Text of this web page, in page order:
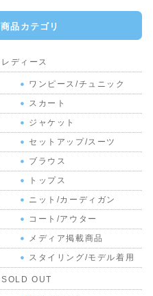
商品カテゴリ
レディース
ワンピース/チュニック
スカート
ジャケット
セットアップ/スーツ
ブラウス
トップス
ニット/カーディガン
コート/アウター
メディア掲載商品
スタイリング/モデル着用
SOLD OUT